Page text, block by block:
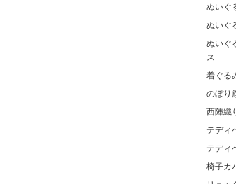
ぬいぐ
ぬいぐ
ぬいぐ
ス
着ぐる
のぼり
西陣織
テディ
テディ
椅子カ